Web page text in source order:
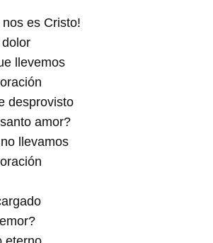
nos es Cristo!
llevemos
desprovisto
amor?
llevamos